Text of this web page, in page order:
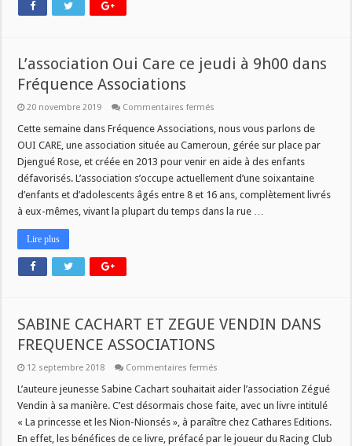
L’association Oui Care ce jeudi à 9h00 dans
Fréquence Associations
20 novembre 2019 Commentaires fermés
Oui
ce
jeudi
à
9h00
Fréquence
Associations
Cette semaine dans Fréquence Associations, nous vous parlons de
OUI CARE, une association située au Cameroun, gérée sur place par
Djengué Rose, et créée en 2013 pour venir en aide à des enfants
défavorisés. L’association s’occupe actuellement d’une soixantaine
d’enfants et d’adolescents âgés entre 8 et 16 ans, complètement livrés
à eux-mêmes, vivant la plupart du temps dans la rue …
Lire plus
SABINE CACHART ET ZEGUE VENDIN DANS
FREQUENCE ASSOCIATIONS
12 septembre 2018 Commentaires fermés
CACHART
ZEGUE
VENDIN
DANS
FREQUENCE
L’auteure jeunesse Sabine Cachart souhaitait aider l’association Zégué
Vendin à sa manière. C’est désormais chose faite, avec un livre intitulé
« La princesse et les Nion-Nionsés », à paraître chez Cathares Editions.
En effet, les bénéfices de ce livre, préfacé par le joueur du Racing Club